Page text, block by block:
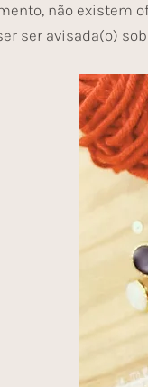
não existem
ser avisada(o)